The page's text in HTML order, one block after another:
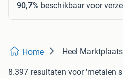
90,7% beschikbaar voor
Home Heel Marktplaats
8.397 resultaten voor 'metalen